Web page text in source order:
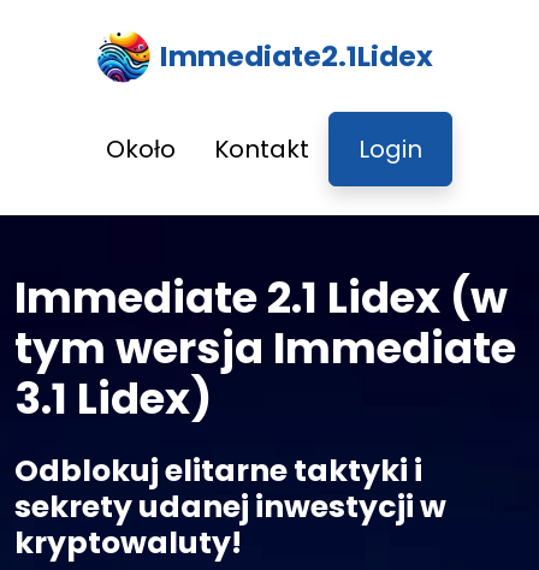
Immediate2.1Lidex
Około Kontakt Login
Immediate 2.1 Lidex (w
tym wersja Immediate
3.1 Lidex)
Odblokuj elitarne taktyki i
sekrety udanej inwestycji w
kryptowaluty!